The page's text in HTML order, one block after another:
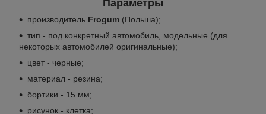
Параметры
производитель Frogum (Польша);
тип - под конкретный автомобиль, модельные (для
некоторых автомобилей оригинальные);
цвет - черные;
материал - резина;
бортики - 15 мм;
рисунок - клетка;